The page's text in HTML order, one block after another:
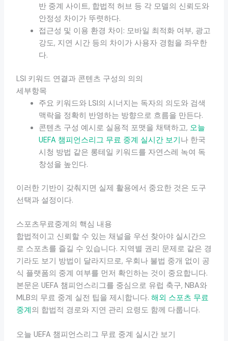
반 중계 사이트, 합법적 허브 등 각 모델의 신뢰도와
안정성 차이가 뚜렷하다.
접근성 및 이용 환경 차이: 모바일 최적화 여부, 광고
강도, 지연 시간 등의 차이가 사용자 경험을 좌우한
다.
LSI 키워드 연결과 콘텐츠 구성의 의의
세부항목
주요 키워드와 LSI의 시너지는 독자의 의도와 검색
맥락을 정확히 반영하는 방향으로 흐름을 만든다.
콘텐츠 구성 예시로 실용적 포맷을 채택하고, 오늘
UEFA 챔피언스리그 무료 중계 실시간 보기나 한국
시청 방법 같은 롱테일 키워드를 자연스레 녹여 독
창성을 높인다.
이러한 기반이 갖춰지면 실제 활용에서 중요한 것은 도구
선택과 설정이다.
스포츠무료중계의 핵심 내용
합법적이고 신뢰할 수 있는 채널을 우선 찾아야 실시간으
로 스포츠를 즐길 수 있습니다. 지역별 권리 문제로 같은 경
기라도 보기 방법이 달라지므로, 우회나 불법 중개 없이 공
식 플랫폼의 중계 여부를 먼저 확인하는 것이 중요합니다.
본문은 UEFA 챔피언스리그를 중심으로 유럽 축구, NBA와
MLB의 무료 중계 실전 팁을 제시합니다. 해외 스포츠 무료
중계 의 합법적 경로와 지연 관리 요령도 함께 다룹니다.
오늘 UEFA 챔피언스리그 무료 중계 실시간 보기